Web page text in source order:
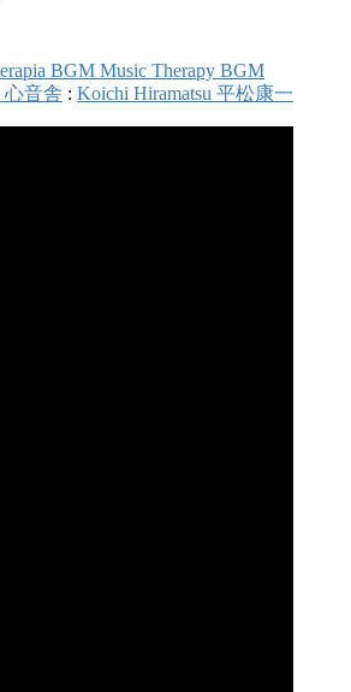
BGM Music Therapy BGM
心音舎 : Koichi Hiramatsu 平松康一